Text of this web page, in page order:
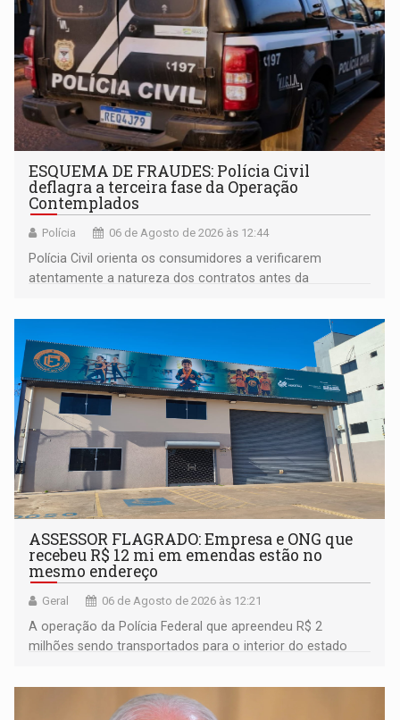
ESQUEMA DE FRAUDES: Polícia Civil
deflagra a terceira fase da Operação
Contemplados
Polícia 06 de Agosto de 2026 às 12:44
Polícia Civil orienta os consumidores a verificarem
atentamente a natureza dos contratos antes da
ASSESSOR FLAGRADO: Empresa e ONG que
recebeu R$ 12 mi em emendas estão no
mesmo endereço
Geral 06 de Agosto de 2026 às 12:21
A operação da Polícia Federal que apreendeu R$ 2
milhões sendo transportados para o interior do estado
ligação do suspeito com um deputado federal do União
Brasil por Rondônia